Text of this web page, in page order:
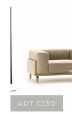
ART C130